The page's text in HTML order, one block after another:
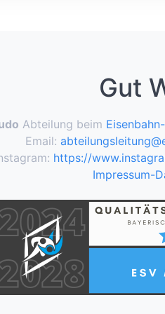
Gut
Abteilung beim
Email:
https://
Impressum-